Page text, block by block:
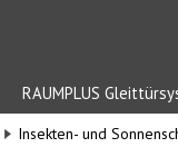
RAUMPLUS
Insekten- und